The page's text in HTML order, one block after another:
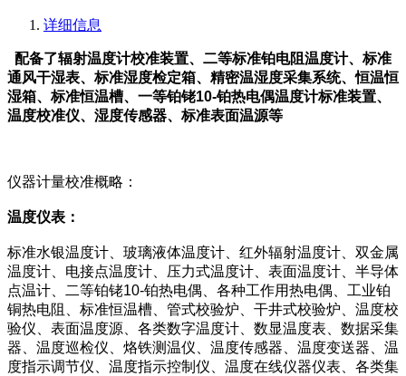
详细信息
配备了辐射温度计校准装置、二等标准铂电阻温度计、标准
通风干湿表、标准湿度检定箱、精密温湿度采集系统、恒温恒
湿箱、标准恒温槽、一等铂铑10-铂热电偶温度计标准装置、
温度校准仪、湿度传感器、标准表面温源等
仪器计量校准概略：
温度仪表：
标准水银温度计、玻璃液体温度计、红外辐射温度计、双金属
温度计、电接点温度计、压力式温度计、表面温度计、半导体
点温计、二等铂铑10-铂热电偶、各种工作用热电偶、工业铂
铜热电阻、标准恒温槽、管式校验炉、干井式校验炉、温度校
验仪、表面温度源、各类数字温度计、数显温度表、数据采集
器、温度巡检仪、烙铁测温仪、温度传感器、温度变送器、温
度指示调节仪、温度指示控制仪、温度在线仪器仪表、各类集